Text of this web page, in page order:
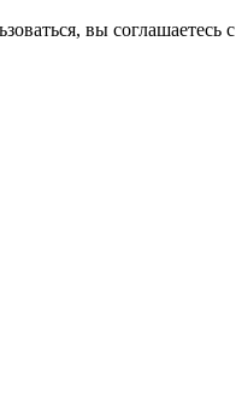
вы соглашаетесь с